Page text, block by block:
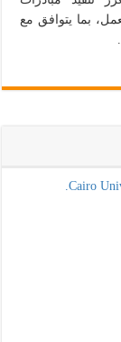
بما يتوافق مع
Cairo